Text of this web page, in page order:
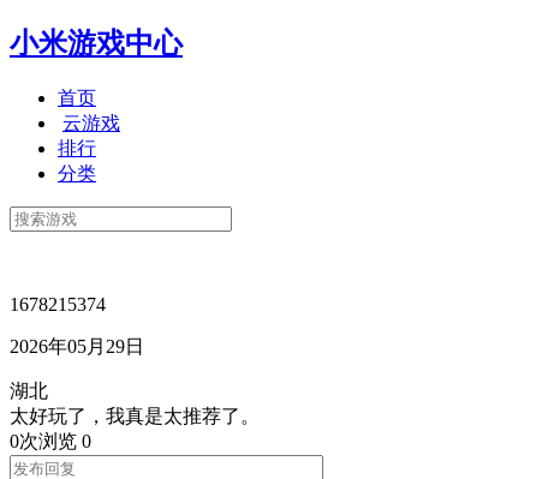
小米游戏中心
首页
云游戏
排行
分类
1678215374
2026年05月29日
湖北
太好玩了，我真是太推荐了。
0次浏览 0